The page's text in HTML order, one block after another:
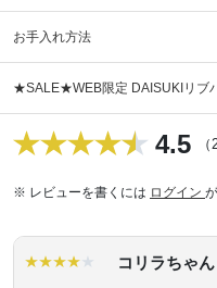
お手入れ方法
★SALE★WEB限定 DAISUKIリブ
4.5 （
※ レビューを書くには ログイン
コリラちゃん